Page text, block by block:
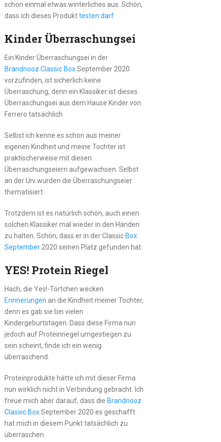
schon einmal etwas winterliches aus. Schön,
dass ich dieses Produkttesten darf.
Kinder Überraschungsei
Ein Kinder Überraschungsei in der
Brandnooz Classic BoxSeptember 2020
vorzufinden, ist sicherlich keine
Überraschung, denn ein Klassiker ist dieses
Überraschungsei aus dem Hause Kinder von
Ferrero tatsächlich.
Selbst ich kenne es schon aus meiner
eigenen Kindheit und meine Tochter ist
praktischerweise mit diesen
Überraschungseiern aufgewachsen. Selbst
an der Uni wurden die Überraschungseier
thematisiert.
Trotzdem ist es natürlich schön, auch einen
solchen Klassiker mal wieder in den Händen
zu halten. Schön, dass er in der Classic Box
September2020 seinen Platz gefunden hat.
YES! Protein Riegel
Hach, die Yes!-Törtchen wecken
Erinnerungen an die Kindheit meiner Tochter,
denn es gab sie bei vielen
Kindergeburtstagen. Dass diese Firma nun
jedoch auf Proteinriegel umgestiegen zu
sein scheint, finde ich ein wenig
überraschend.
Proteinprodukte hätte ich mit dieser Firma
nun wirklich nicht in Verbindung gebracht. Ich
freue mich aber darauf, dass die Brandnooz
Classic BoxSeptember 2020 es geschafft
hat mich in diesem Punkt tatsächlich zu
überraschen.